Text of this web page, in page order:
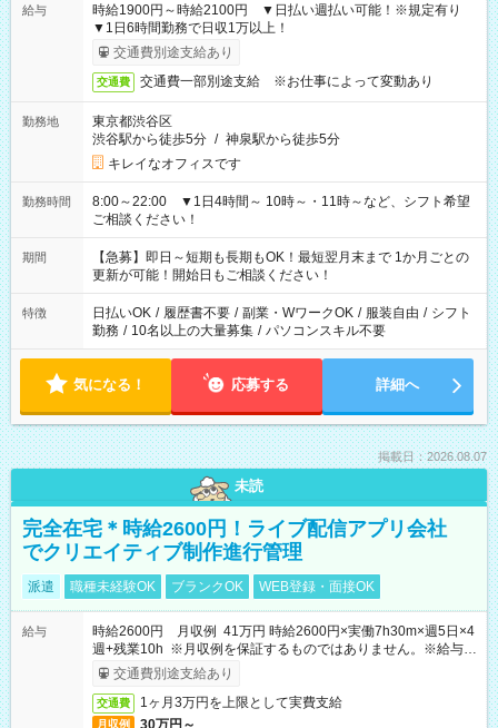
給与
時給1900円～時給2100円 ▼日払い週払い可能！※規定有り
▼1日6時間勤務で日収1万以上！
交通費別途支給あり
交通費 交通費一部別途支給 ※お仕事によって変動あり
勤務地
東京都渋谷区
渋谷駅から徒歩5分 / 神泉駅から徒歩5分
キレイなオフィスです
勤務時間
8:00～22:00 ▼1日4時間～ 10時～・11時～など、シフト希望
ご相談ください！
期間
【急募】即日～短期も長期もOK！最短翌月末まで 1か月ごとの
更新が可能！開始日もご相談ください！
特徴 日払いOK / 履歴書不要 / 副業・WワークOK / 服装自由 / シフト
勤務 / 10名以上の大量募集 / パソコンスキル不要
気になる！ 応募する 詳細へ
掲載日：2026.08.07
未読
完全在宅＊時給2600円！ライブ配信アプリ会社
でクリエイティブ制作進行管理
派遣 職種未経験OK ブランクOK WEB登録・面接OK
給与
時給2600円 月収例 41万円 時給2600円×実働7h30m×週5日×4
週+残業10h ※月収例を保証するものではありません。※給与即
受取りサービス利用可（利用条件有）
交通費別途支給あり
交通費 1ヶ月3万円を上限として実費支給
月収例 30万円～